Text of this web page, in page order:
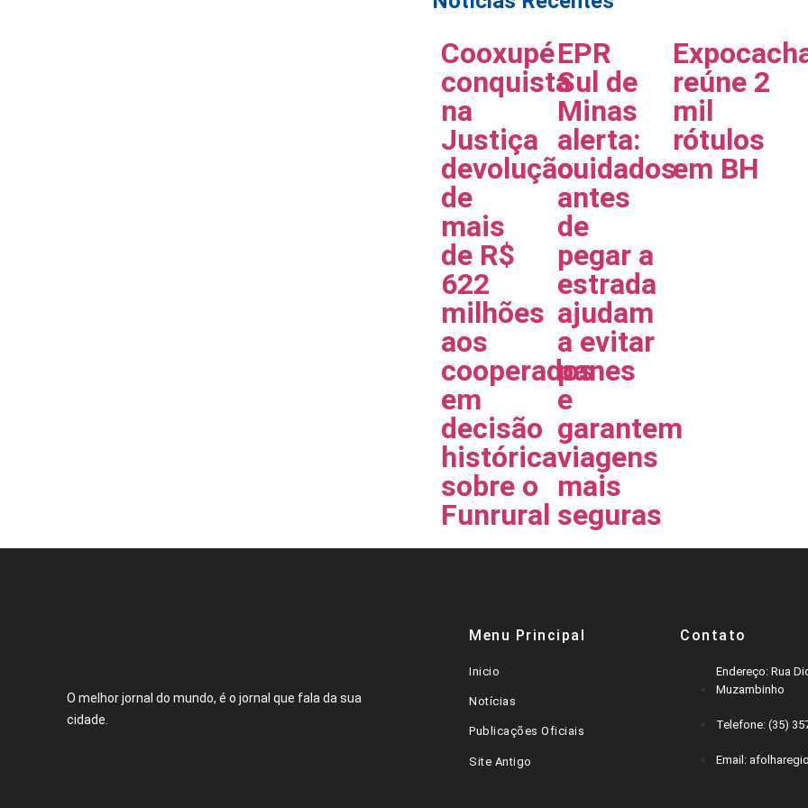
Cooxupé
conquista
na
Justiça
devolução
de
mais
de R$
622
milhões
aos
cooperados
em
decisão
histórica
sobre o
Funrural
EPR
Sul de
Minas
alerta:
cuidados
antes
de
pegar a
estrada
ajudam
a evitar
panes
e
garantem
viagens
mais
seguras
reúne 2
mil
rótulos
em BH
O melhor jornal do mundo, é o jornal que fala da sua
cidade.
Menu Principal
Inicio
Notícias
Publicações Oficiais
Site Antigo
Contato
Endereço: Rua
Muzambinho
Telefone: (35)
Email: